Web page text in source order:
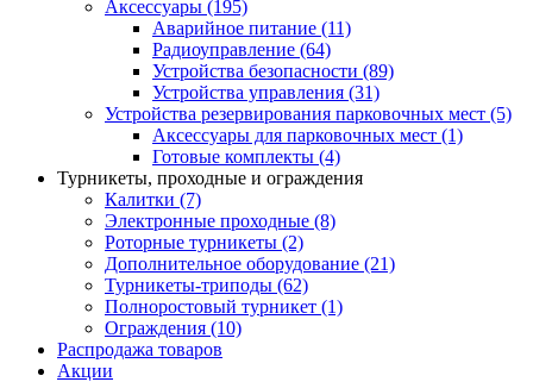
Аксессуары (195)
Аварийное питание (11)
Радиоуправление (64)
Устройства безопасности (89)
Устройства управления (31)
Устройства резервирования парковочных мест (5)
Аксессуары для парковочных мест (1)
Готовые комплекты (4)
Турникеты, проходные и ограждения
Калитки (7)
Электронные проходные (8)
Роторные турникеты (2)
Дополнительное оборудование (21)
Турникеты-триподы (62)
Полноростовый турникет (1)
Ограждения (10)
Распродажа товаров
Акции